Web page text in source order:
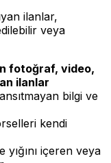
ilanlar,
veya
fotoğraf, video,
ilanlar
bilgi ve
kendi
içeren veya